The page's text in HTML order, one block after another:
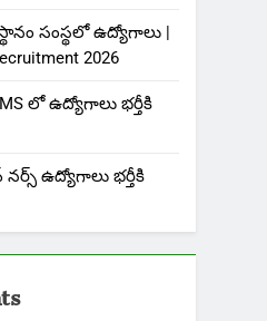
సంస్థలో ఉద్యోగాలు |
2026
లో ఉద్యోగాలు భర్తీకి
నర్స్ ఉద్యోగాలు భర్తీకి